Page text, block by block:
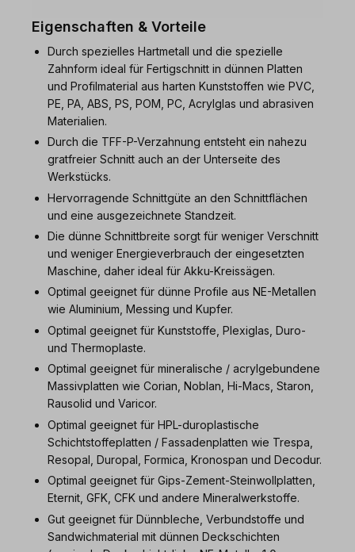
Eigenschaften & Vorteile
Durch spezielles Hartmetall und die spezielle
Zahnform ideal für Fertigschnitt in dünnen Platten
und Profilmaterial aus harten Kunststoffen wie PVC,
PE, PA, ABS, PS, POM, PC, Acrylglas und abrasiven
Materialien.
Durch die TFF-P-Verzahnung entsteht ein nahezu
gratfreier Schnitt auch an der Unterseite des
Werkstücks.
Hervorragende Schnittgüte an den Schnittflächen
und eine ausgezeichnete Standzeit.
Die dünne Schnittbreite sorgt für weniger Verschnitt
und weniger Energieverbrauch der eingesetzten
Maschine, daher ideal für Akku-Kreissägen.
Optimal geeignet für dünne Profile aus NE-Metallen
wie Aluminium, Messing und Kupfer.
Optimal geeignet für Kunststoffe, Plexiglas, Duro-
und Thermoplaste.
Optimal geeignet für mineralische / acrylgebundene
Massivplatten wie Corian, Noblan, Hi-Macs, Staron,
Rausolid und Varicor.
Optimal geeignet für HPL-duroplastische
Schichtstoffeplatten / Fassadenplatten wie Trespa,
Resopal, Duropal, Formica, Kronospan und Decodur.
Optimal geeignet für Gips-Zement-Steinwollplatten,
Eternit, GFK, CFK und andere Mineralwerkstoffe.
Gut geeignet für Dünnbleche, Verbundstoffe und
Sandwichmaterial mit dünnen Deckschichten